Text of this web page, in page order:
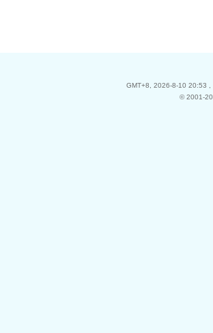
GMT+8, 2026-8-10 20:53
© 2001-